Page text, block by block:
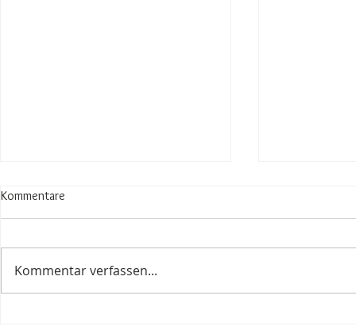
Kommentare
Kommentar verfassen...